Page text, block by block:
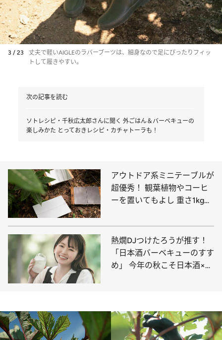
3 / 23
丈夫で軽いAIGLEのラバーブーツは、細身なので足にぴったりフィッ
トして履きやすい。
次の記事を読む
ソトレシピ・千秋広太郎さんに聞く 外ごはん＆バーベキューの
楽しみかた とっておきレシピ・カチャトーラも！
アウトドア系ミニテーブルが
超優秀！ 観葉植物やコーヒ
ーを置いてもよし 重さ1kg未
熱燗DJつけたろうが推す！
「日本酒バーベキューのすす
め」 今年の秋こそ日本酒×ア